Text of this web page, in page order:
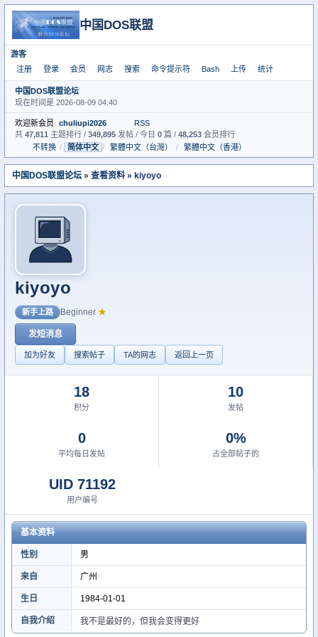
中国DOS联盟
游客
注册
登录 会员 网志 搜索 命令提示符 Bash 上传 统计
中国DOS联盟论坛
现在时间是 2026-08-09 04:40
欢迎新会员 chuliupi2026
RSS
共 47,811 主题排行 / 349,895 发帖 / 今日 0 篇 / 48,253 会员排行
不转换 / 简体中文 / 繁體中文（台灣） / 繁體中文（香港）
中国DOS联盟论坛 » 查看资料 » kiyoyo
kiyoyo
新手上路 Beginner ★
发短消息
加为好友 搜索帖子 TA的网志 返回上一页
18
积分
10
发帖
0
平均每日发帖
0%
占全部帖子的
UID 71192
用户编号
基本资料
性别 男
来自 广州
生日 1984-01-01
自我介绍 我不是最好的，但我会变得更好